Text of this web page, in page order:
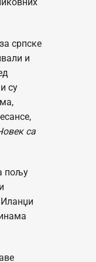
српске
и
су
са
пољу